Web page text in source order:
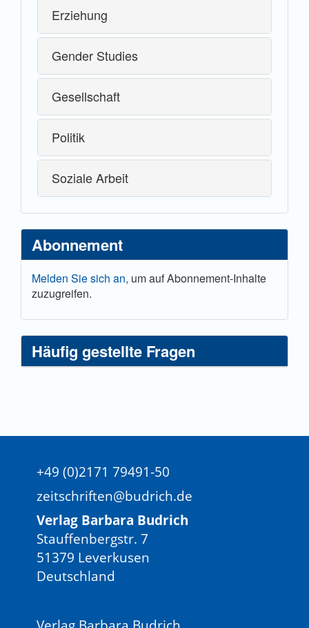
Erziehung
Gender Studies
Gesellschaft
Politik
Soziale Arbeit
Abonnement
Melden Sie sich an, um auf Abonnement-Inhalte
zuzugreifen.
Häufig gestellte Fragen
+49 (0)2171 79491-50
zeitschriften@budrich.de
Verlag Barbara Budrich
Stauffenbergstr. 7
51379 Leverkusen
Deutschland